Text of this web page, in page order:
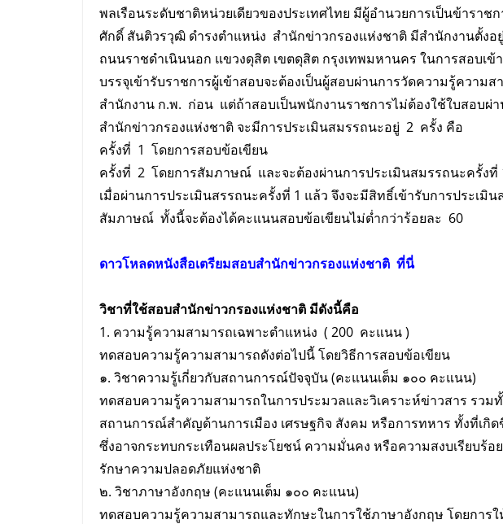
พลเรือนระดับชาติหน่วยเดียวของประเทศไทย มีผู้อำนวยการเป็นข้ารา
ศักดิ์ สันติวรวุฒิ ดำรงตำแหน่ง สำนักข่าวกรองแห่งชาติ มีสำนักงานตั้งอ
ถนนราชดำเนินนอก แขวงดุสิต เขตดุสิต กรุงเทพมหานคร ในการสอบเ
บรรจุเข้ารับราชการผู้เข้าสอบจะต้องเป็นผู้สอบผ่านการวัดความรู้ความ
สำนักงาน ก.พ. ก่อน แต่ถ้าสอบเป็นพนักงานราชการไม่ต้องใช้ใบสอบผ่
สำนักข่าวกรองแห่งชาติ จะมีการประเมินสมรรถนะอยู่ 2 ครั้ง คือ
ครั้งที่ 1 โดยการสอบข้อเขียน
ครั้งที่ 2 โดยการสัมภาษณ์ และจะต้องผ่านการประเมินสมรรถนะครั้งที่
เมื่อผ่านการประเมินสรรถนะครั้งที่ 1 แล้ว จึงจะมีสิทธิ์เข้ารับการประเมิ
สัมภาษณ์ ทั้งนี้จะต้องได้คะแนนสอบข้อเขียนไม่ต่ำกว่าร้อยละ 60
ดาวโหลดหนังสือเตรียมสอบสำนักข่าวกรองแห่งชาติ ที่นี่
วิชาที่ใช้สอบสำนักข่าวกรองแห่งชาติ มีดังนี้คือ
1. ความรู้ความสามารถเฉพาะตำแหน่ง ( 200 คะแนน )
ทดสอบความรู้ความสามารถดังต่อไปนี้ โดยวิธีการสอบข้อเขียน
๑. วิชาความรู้เกี่ยวกับสถานการณ์ปัจจุบัน (คะแนนเต็ม ๑๐๐ คะแนน)
ทดสอบความรู้ความสามารถในการประมวลและวิเคราะห์ข่าวสาร รวม
สถานการณ์สําคัญด้านการเมือง เศรษฐกิจ สังคม หรือการทหาร ทั้งที่เกิ
ซึ่งอาจกระทบกระเทือนผลประโยชน์ ความมั่นคง หรือความสงบเรียบร้อ
รักษาความปลอดภัยแห่งชาติ
๒. วิชาภาษาอังกฤษ (คะแนนเต็ม ๑๐๐ คะแนน)
ทดสอบความรู้ความสามารถและทักษะในการใช้ภาษาอังกฤษ โดยการ